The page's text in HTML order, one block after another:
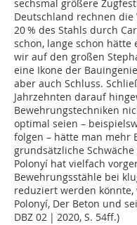
sechsmal größere
Deutschland rechnen
20 % des Stahls durch
schon, lange schon
wir auf den großen
eine Ikone der
aber auch Schluss.
Jahrzehnten darauf
Bewehrungstechniken
optimal seien –
folgen – hätte man mehr
grundsätzliche
Polonyí hat vielfach
Bewehrungsstähle bei
reduziert werden könnte,
Polonyí, Der Beton und
DBZ 02 | 2020, S. 54ff.)